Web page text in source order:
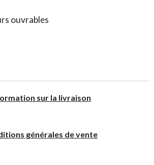
ouvrables
sur la livraison
générales de vente